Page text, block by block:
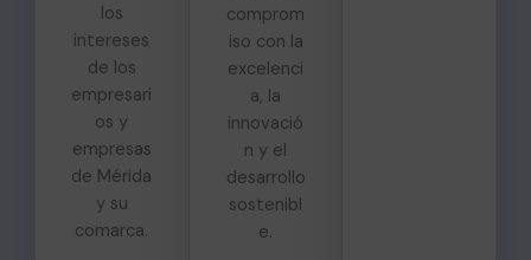
los
intereses
de los
empresari
os y
empresas
de Mérida
y su
comarca.
comprom
iso con la
excelenci
a, la
innovació
n y el
desarrollo
sostenibl
e.